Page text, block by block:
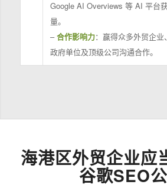
Google AI Overviews 等 AI 平台
量。
–合作影响力：赢得众多外贸企
政府单位及顶级公司沟通合作。
海港区外贸企业应
谷歌SEO